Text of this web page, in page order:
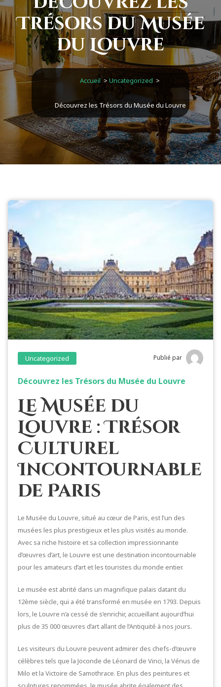
Trésors du Musée
du Louvre
Accueil>Uncategorized >
Découvrez les Trésors du Musée du Louvre
Uncategorized Publié par
Découvrez les Trésors du Musée du Louvre
Le Musée du
Louvre : Trésor
Culturel
Incontournable
de Paris
Le Musée du Louvre, situé au cœur de Paris, est l’un des
musées les plus prestigieux et les plus visités au monde.
Avec sa riche histoire et sa collection impressionnante
d’œuvres d’art, le Louvre est une destination incontournable
pour les amateurs d’art et les touristes du monde entier.
Le musée est abrité dans un magnifique palais datant du
12ème siècle, qui a été transformé en musée en 1793. Depuis
lors, le Louvre n’a cessé de s’enrichir, accueillant aujourd’hui
plus de 35 000 œuvres d’art allant de l’Antiquité à nos jours.
Les visiteurs du Louvre peuvent admirer des chefs-d’œuvre
célèbres tels que la Joconde de Léonard de Vinci, la Vénus de
Milo et la Victoire de Samothrace. En plus des peintures et